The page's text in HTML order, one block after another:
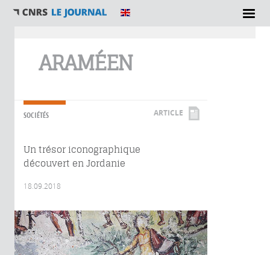
ARAMÉEN
SOCIÉTÉS ARTICLE
Un trésor iconographique
découvert en Jordanie
18.09.2018